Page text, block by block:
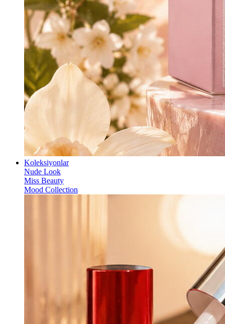
Koleksiyonlar
Nude Look
Miss Beauty
Mood Collection